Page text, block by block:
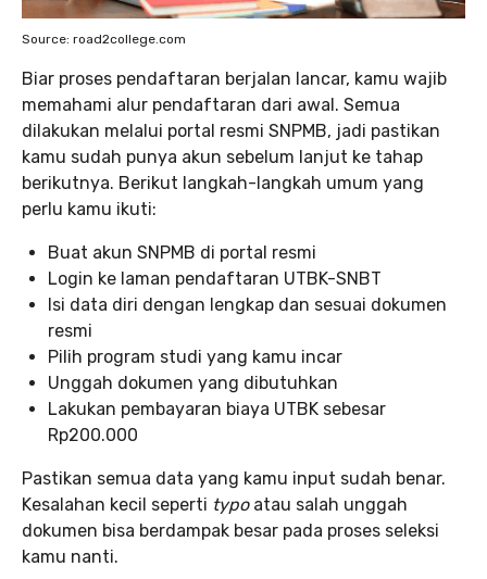
Source: road2college.com
Biar proses pendaftaran berjalan lancar, kamu wajib
memahami alur pendaftaran dari awal. Semua
dilakukan melalui portal resmi SNPMB, jadi pastikan
kamu sudah punya akun sebelum lanjut ke tahap
berikutnya. Berikut langkah-langkah umum yang
perlu kamu ikuti:
Buat akun SNPMB di portal resmi
Login ke laman pendaftaran UTBK-SNBT
Isi data diri dengan lengkap dan sesuai dokumen
resmi
Pilih program studi yang kamu incar
Unggah dokumen yang dibutuhkan
Lakukan pembayaran biaya UTBK sebesar
Rp200.000
Pastikan semua data yang kamu input sudah benar.
Kesalahan kecil seperti typo atau salah unggah
dokumen bisa berdampak besar pada proses seleksi
kamu nanti.